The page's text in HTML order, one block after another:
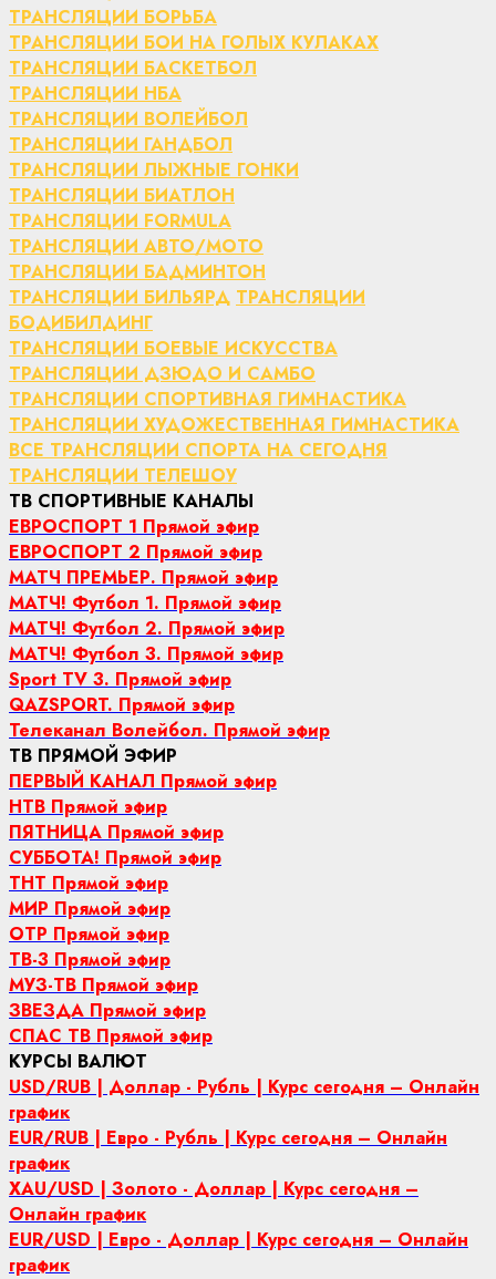
ТРАНСЛЯЦИИ БОРЬБА
ТРАНСЛЯЦИИ БОИ НА ГОЛЫХ КУЛАКАХ
ТРАНСЛЯЦИИ БАСКЕТБОЛ
ТРАНСЛЯЦИИ НБА
ТРАНСЛЯЦИИ ВОЛЕЙБОЛ
ТРАНСЛЯЦИИ ГАНДБОЛ
ТРАНСЛЯЦИИ ЛЫЖНЫЕ ГОНКИ
ТРАНСЛЯЦИИ БИАТЛОН
ТРАНСЛЯЦИИ FORMULA
ТРАНСЛЯЦИИ АВТО/МОТО
ТРАНСЛЯЦИИ БАДМИНТОН
ТРАНСЛЯЦИИ БИЛЬЯРД ТРАНСЛЯЦИИ
БОДИБИЛДИНГ
ТРАНСЛЯЦИИ БОЕВЫЕ ИСКУССТВА
ТРАНСЛЯЦИИ ДЗЮДО И САМБО
ТРАНСЛЯЦИИ СПОРТИВНАЯ ГИМНАСТИКА
ТРАНСЛЯЦИИ ХУДОЖЕСТВЕННАЯ ГИМНАСТИКА
ВСЕ ТРАНСЛЯЦИИ СПОРТА НА СЕГОДНЯ
ТРАНСЛЯЦИИ ТЕЛЕШОУ
ТВ СПОРТИВНЫЕ КАНАЛЫ
ЕВРОСПОРТ 1 Прямой эфир
ЕВРОСПОРТ 2 Прямой эфир
МАТЧ ПРЕМЬЕР. Прямой эфир
МАТЧ! Футбол 1. Прямой эфир
МАТЧ! Футбол 2. Прямой эфир
МАТЧ! Футбол 3. Прямой эфир
Sport TV 3. Прямой эфир
QAZSPORT. Прямой эфир
Телеканал Волейбол. Прямой эфир
ТВ ПРЯМОЙ ЭФИР
ПЕРВЫЙ КАНАЛ Прямой эфир
НТВ Прямой эфир
ПЯТНИЦА Прямой эфир
СУББОТА! Прямой эфир
ТНТ Прямой эфир
МИР Прямой эфир
ОТР Прямой эфир
ТВ-3 Прямой эфир
МУЗ-ТВ Прямой эфир
ЗВЕЗДА Прямой эфир
СПАС ТВ Прямой эфир
КУРСЫ ВАЛЮТ
USD/RUB | Доллар - Рубль | Курс сегодня – Онлайн
график
EUR/RUB | Евро - Рубль | Курс сегодня – Онлайн
график
XAU/USD | Золото - Доллар | Курс сегодня –
Онлайн график
EUR/USD | Евро - Доллар | Курс сегодня – Онлайн
график